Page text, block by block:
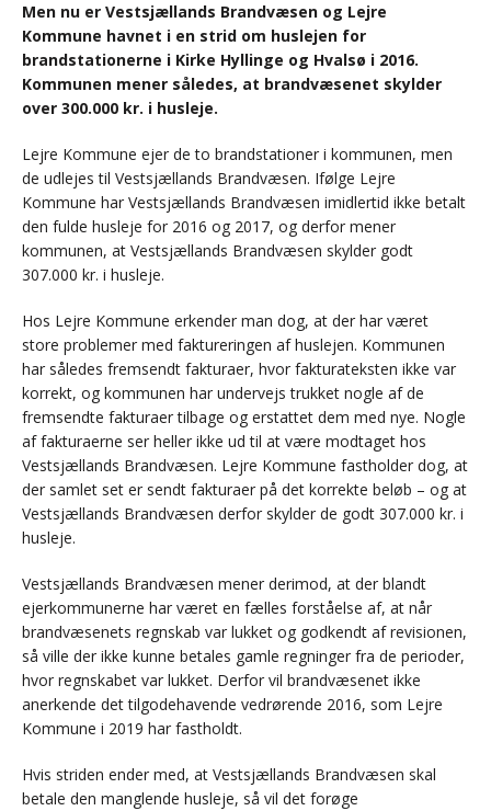
Men nu er Vestsjællands Brandvæsen og Lejre
Kommune havnet i en strid om huslejen for
brandstationerne i Kirke Hyllinge og Hvalsø i 2016.
Kommunen mener således, at brandvæsenet skylder
over 300.000 kr. i husleje.
Lejre Kommune ejer de to brandstationer i kommunen, men
de udlejes til Vestsjællands Brandvæsen. Ifølge Lejre
Kommune har Vestsjællands Brandvæsen imidlertid ikke betalt
den fulde husleje for 2016 og 2017, og derfor mener
kommunen, at Vestsjællands Brandvæsen skylder godt
307.000 kr. i husleje.
Hos Lejre Kommune erkender man dog, at der har været
store problemer med faktureringen af huslejen. Kommunen
har således fremsendt fakturaer, hvor fakturateksten ikke var
korrekt, og kommunen har undervejs trukket nogle af de
fremsendte fakturaer tilbage og erstattet dem med nye. Nogle
af fakturaerne ser heller ikke ud til at være modtaget hos
Vestsjællands Brandvæsen. Lejre Kommune fastholder dog, at
der samlet set er sendt fakturaer på det korrekte beløb – og at
Vestsjællands Brandvæsen derfor skylder de godt 307.000 kr. i
husleje.
Vestsjællands Brandvæsen mener derimod, at der blandt
ejerkommunerne har været en fælles forståelse af, at når
brandvæsenets regnskab var lukket og godkendt af revisionen,
så ville der ikke kunne betales gamle regninger fra de perioder,
hvor regnskabet var lukket. Derfor vil brandvæsenet ikke
anerkende det tilgodehavende vedrørende 2016, som Lejre
Kommune i 2019 har fastholdt.
Hvis striden ender med, at Vestsjællands Brandvæsen skal
betale den manglende husleje, så vil det forøge